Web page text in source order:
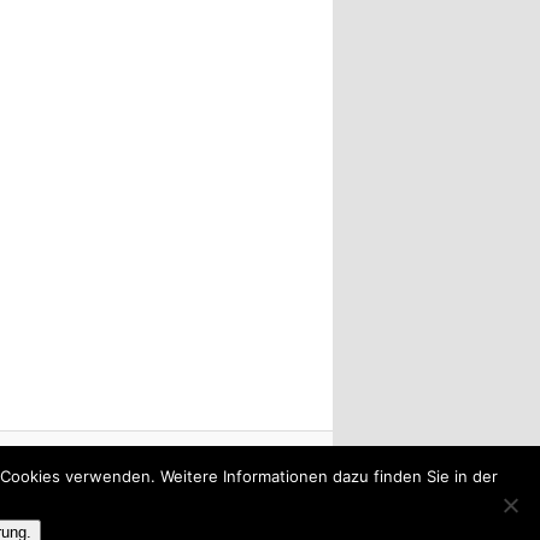
verwenden. Weitere Informationen dazu finden Sie in der